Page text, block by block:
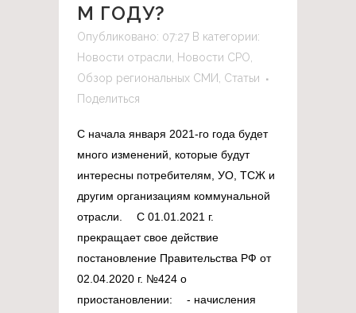
М ГОДУ?
Опубликовано: 07:27 В категории:
Новости отрасли
Новости СРО
Обзор региональных СМИ
Статьи
Поделиться
С начала января 2021-го года будет
много изменений, которые будут
интересны потребителям, УО, ТСЖ и
другим организациям коммунальной
отрасли. ⠀ С 01.01.2021 г.
прекращает свое действие
постановление Правительства РФ от
02.04.2020 г. №424 о
приостановлении: ⠀ - начисления